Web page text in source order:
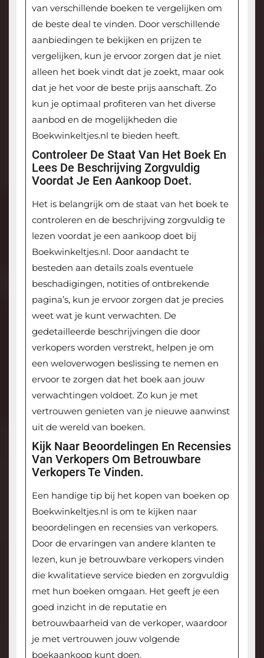
van verschillende boeken te vergelijken om
de beste deal te vinden. Door verschillende
aanbiedingen te bekijken en prijzen te
vergelijken, kun je ervoor zorgen dat je niet
alleen het boek vindt dat je zoekt, maar ook
dat je het voor de beste prijs aanschaft. Zo
kun je optimaal profiteren van het diverse
aanbod en de mogelijkheden die
Boekwinkeltjes.nl te bieden heeft.
Controleer De Staat Van Het Boek En
Lees De Beschrijving Zorgvuldig
Voordat Je Een Aankoop Doet.
Het is belangrijk om de staat van het boek te
controleren en de beschrijving zorgvuldig te
lezen voordat je een aankoop doet bij
Boekwinkeltjes.nl. Door aandacht te
besteden aan details zoals eventuele
beschadigingen, notities of ontbrekende
pagina’s, kun je ervoor zorgen dat je precies
weet wat je kunt verwachten. De
gedetailleerde beschrijvingen die door
verkopers worden verstrekt, helpen je om
een weloverwogen beslissing te nemen en
ervoor te zorgen dat het boek aan jouw
verwachtingen voldoet. Zo kun je met
vertrouwen genieten van je nieuwe aanwinst
uit de wereld van boeken.
Kijk Naar Beoordelingen En Recensies
Van Verkopers Om Betrouwbare
Verkopers Te Vinden.
Een handige tip bij het kopen van boeken op
Boekwinkeltjes.nl is om te kijken naar
beoordelingen en recensies van verkopers.
Door de ervaringen van andere klanten te
lezen, kun je betrouwbare verkopers vinden
die kwalitatieve service bieden en zorgvuldig
met hun boeken omgaan. Het geeft je een
goed inzicht in de reputatie en
betrouwbaarheid van de verkoper, waardoor
je met vertrouwen jouw volgende
boekaankoop kunt doen.